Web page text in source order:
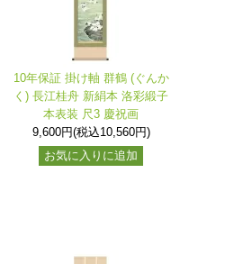
10年保証 掛け軸 群鶴 (ぐんか
く) 長江桂舟 新絹本 洛彩緞子
本表装 尺3 慶祝画
9,600円(税込10,560円)
お気に入りに追加